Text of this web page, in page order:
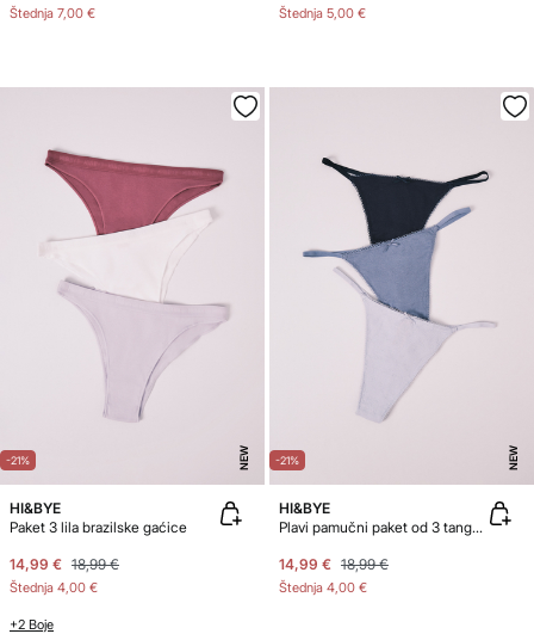
Štednja 7,00 € Štednja 5,00 €
-21% NEW
HI&BYE
Paket 3 lila brazilske gaćice
14,99 € 18,99 €
Štednja 4,00 €
+2 Boje
-21% NEW
HI&BYE
Plavi pamučni paket od 3 tanga gaćice
14,99 € 18,99 €
Štednja 4,00 €